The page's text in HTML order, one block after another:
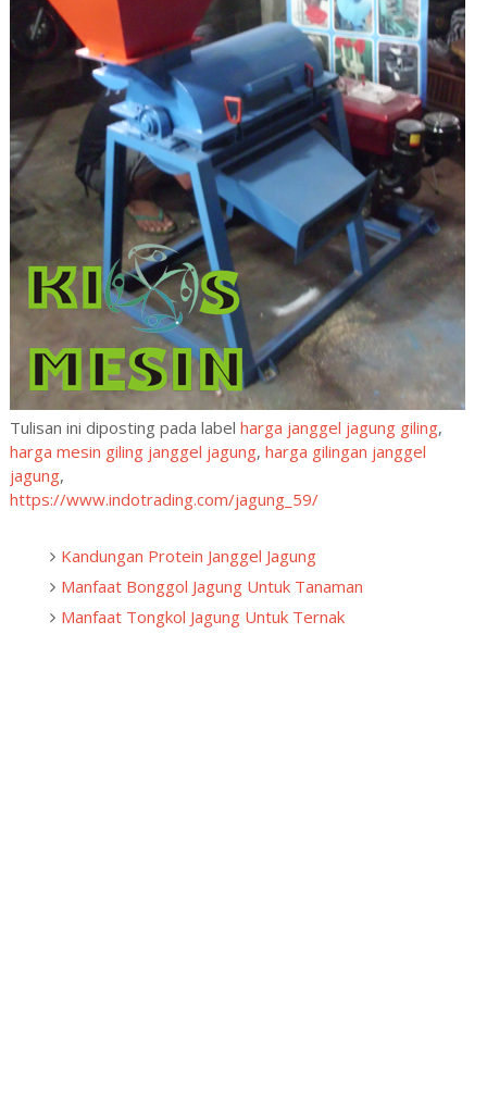
Tulisan ini diposting pada label harga janggel jagung giling,
harga mesin giling janggel jagung, harga gilingan janggel
jagung,
https://www.indotrading.com/jagung_59/
Kandungan Protein Janggel Jagung
Manfaat Bonggol Jagung Untuk Tanaman
Manfaat Tongkol Jagung Untuk Ternak